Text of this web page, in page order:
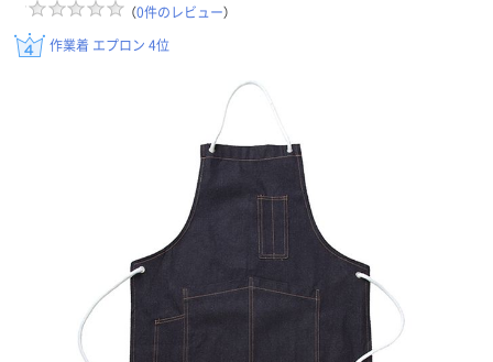
（0件のレビュー）
作業着 エプロン 4位